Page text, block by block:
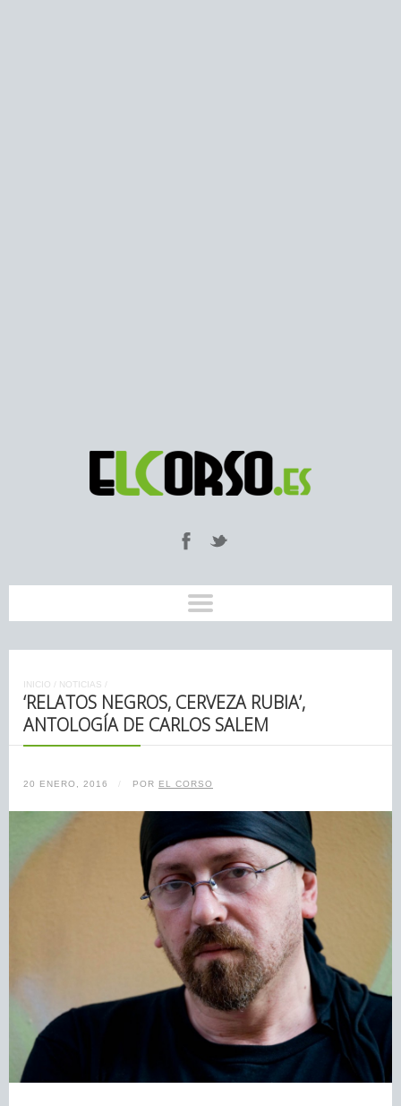
INICIO / NOTICIAS /
‘RELATOS NEGROS, CERVEZA RUBIA’,
ANTOLOGÍA DE CARLOS SALEM
20 ENERO, 2016 / POR EL CORSO